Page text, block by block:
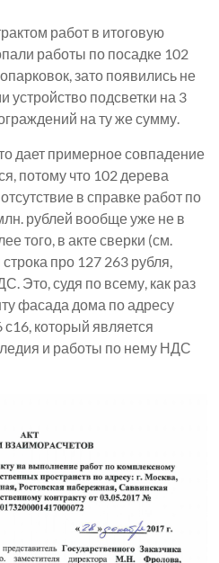
работ в итоговую
работы по посадке 102
зато появились не
подсветки на 3
на ту же сумму.
дает примерное совпадение
потому что 102 дерева
в справке работ по
рублей вообще уже не в
того, в акте сверки (см.
про 127 263 рубля,
Это, судя по всему, как раз
фасада дома по адресу
который является
и работы по нему НДС